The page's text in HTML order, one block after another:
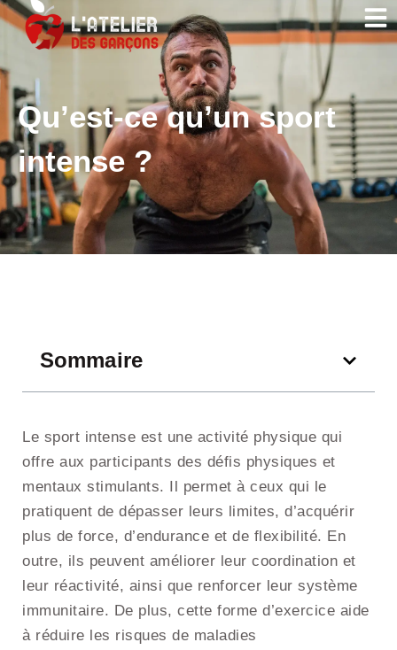
Qu’est-ce qu’un sport
intense ?
Sommaire
Le sport intense est une activité physique qui
offre aux participants des défis physiques et
mentaux stimulants. Il permet à ceux qui le
pratiquent de dépasser leurs limites, d’acquérir
plus de force, d’endurance et de flexibilité. En
outre, ils peuvent améliorer leur coordination et
leur réactivité, ainsi que renforcer leur système
immunitaire. De plus, cette forme d’exercice aide
à réduire les risques de maladies